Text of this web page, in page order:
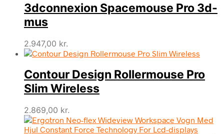
3dconnexion Spacemouse Pro 3d-
mus
2.947,00 kr.
Contour Design Rollermouse Pro
Slim Wireless
2.869,00 kr.